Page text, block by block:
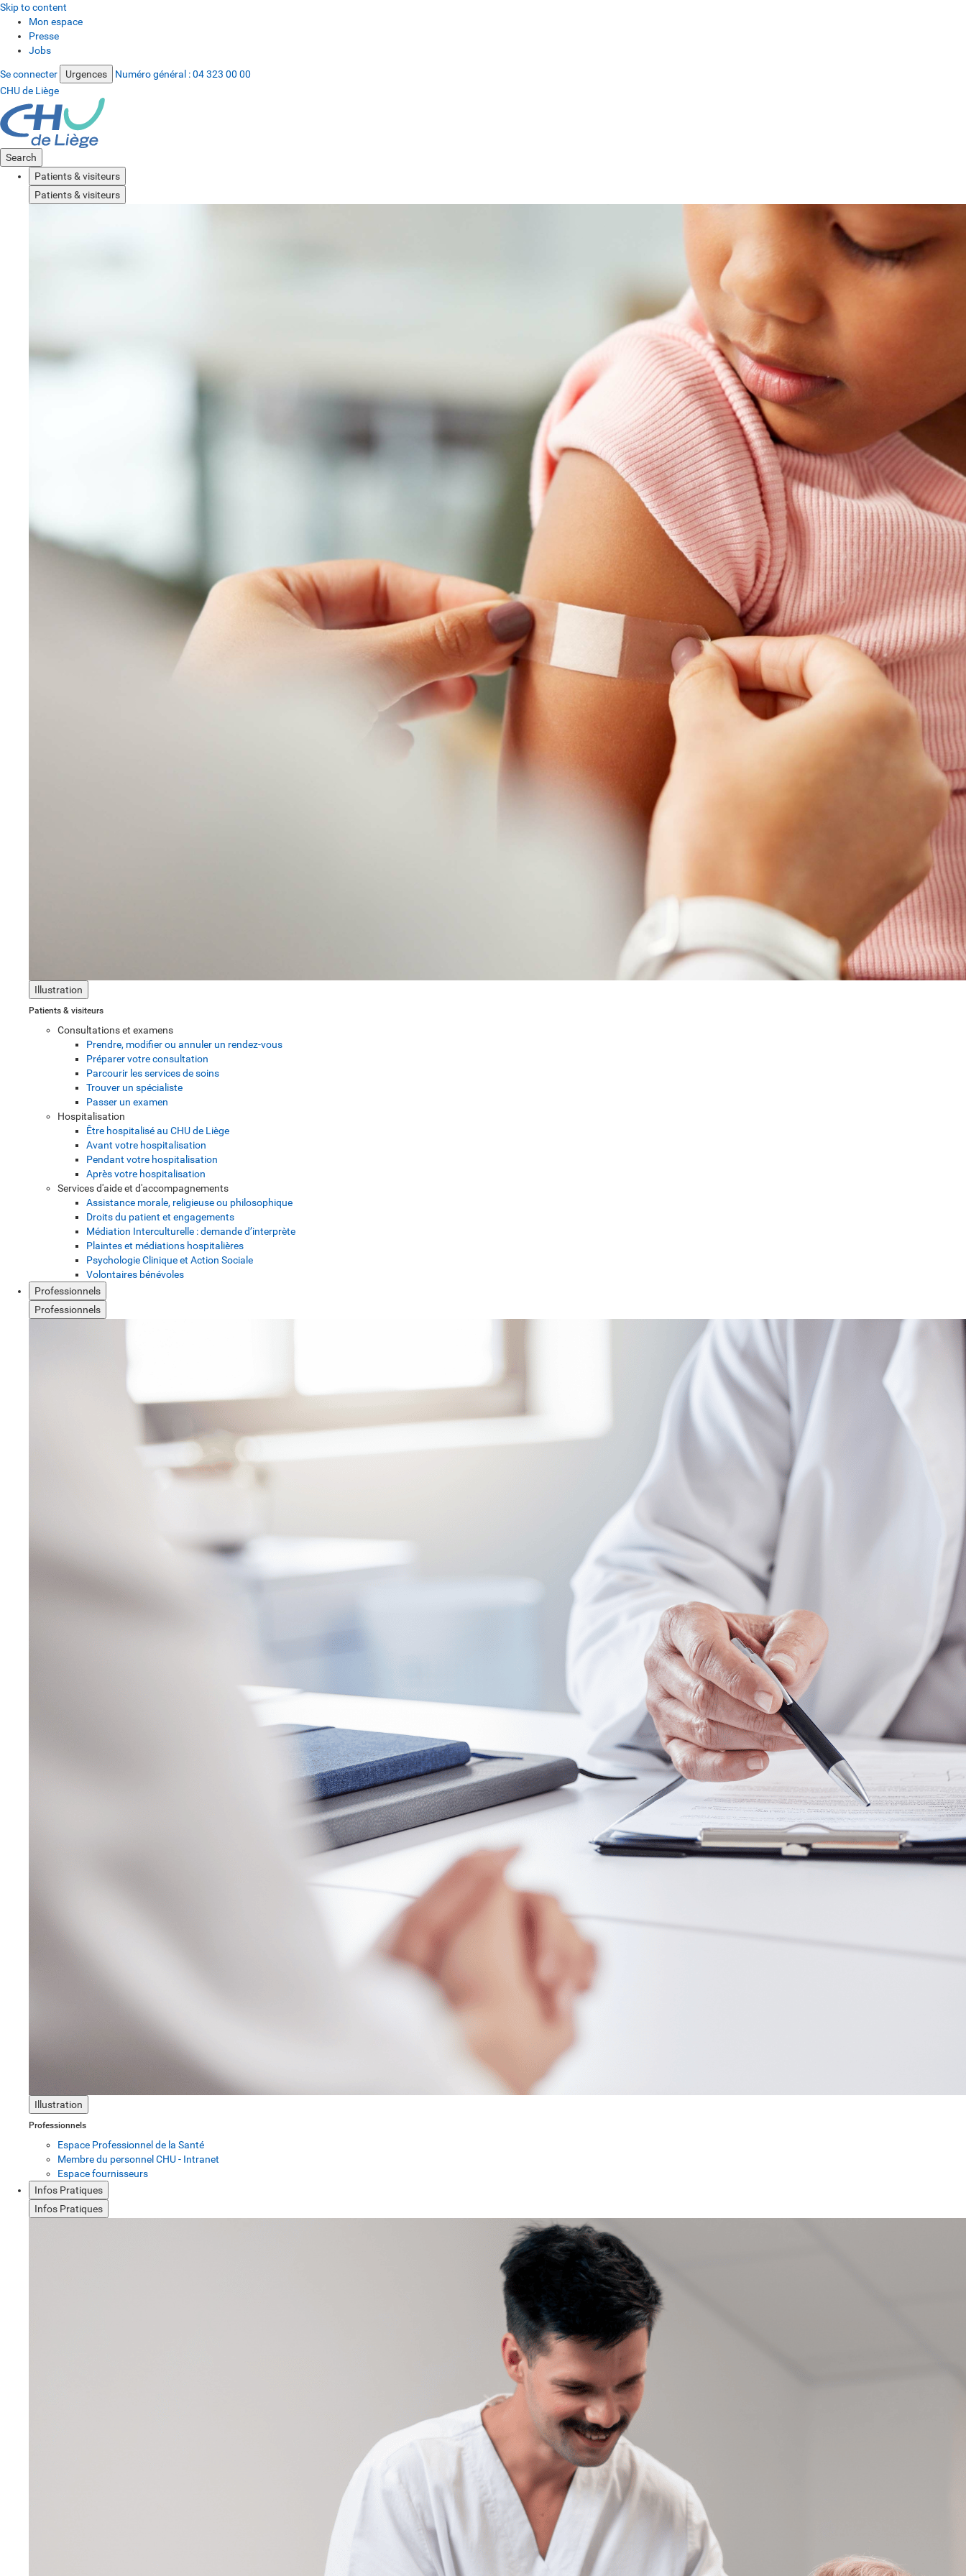
Skip to content
Mon espace
Presse
Jobs
Se connecter Urgences Numéro général :04 323 00 00
CHU de Liège
Search
Patients & visiteurs
Patients & visiteurs
Illustration
Patients & visiteurs
Consultations et examens
Prendre, modifier ou annuler un rendez-vous
Préparer votre consultation
Parcourir les services de soins
Trouver un spécialiste
Passer un examen
Hospitalisation
Être hospitalisé au CHU de Liège
Avant votre hospitalisation
Pendant votre hospitalisation
Après votre hospitalisation
Services d'aide et d'accompagnements
Assistance morale, religieuse ou philosophique
Droits du patient et engagements
Médiation Interculturelle : demande d’interprète
Plaintes et médiations hospitalières
Psychologie Clinique et Action Sociale
Volontaires bénévoles
Professionnels
Professionnels
Illustration
Professionnels
Espace Professionnel de la Santé
Membre du personnel CHU - Intranet
Espace fournisseurs
Infos Pratiques
Infos Pratiques